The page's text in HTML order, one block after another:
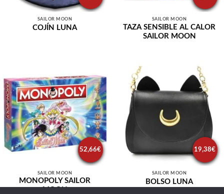
SAILOR MOON
COJÍN LUNA
SAILOR MOON
TAZA SENSIBLE AL CALOR
SAILOR MOON
52,66€
SAILOR MOON
MONOPOLY SAILOR
19,38€
SAILOR MOON
BOLSO LUNA